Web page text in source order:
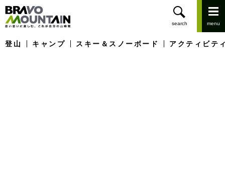
登山 キャンプ スキー＆スノーボード アクティビテ